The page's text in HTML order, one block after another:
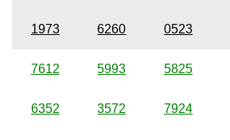
1973 6260 0523
7612 5993 5825
6352 3572 7924